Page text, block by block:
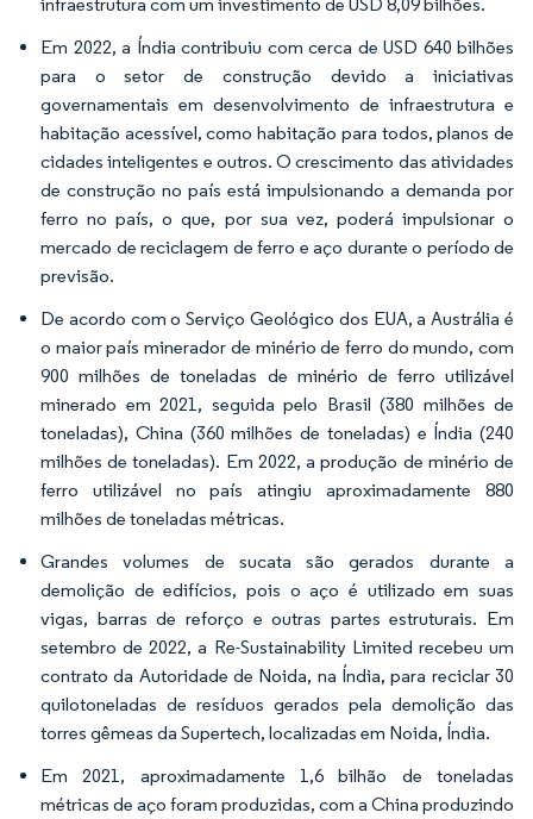
Em 2022, a Índia contribuiu com cerca de USD 640 bilhões
para o setor de construção devido a iniciativas
governamentais em desenvolvimento de infraestrutura e
habitação acessível, como habitação para todos, planos de
cidades inteligentes e outros. O crescimento das atividades
de construção no país está impulsionando a demanda por
ferro no país, o que, por sua vez, poderá impulsionar o
mercado de reciclagem de ferro e aço durante o período de
previsão.
De acordo com o Serviço Geológico dos EUA, a Austrália é
o maior país minerador de minério de ferro do mundo, com
900 milhões de toneladas de minério de ferro utilizável
minerado em 2021, seguida pelo Brasil (380 milhões de
toneladas), China (360 milhões de toneladas) e Índia (240
milhões de toneladas). Em 2022, a produção de minério de
ferro utilizável no país atingiu aproximadamente 880
milhões de toneladas métricas.
Grandes volumes de sucata são gerados durante a
demolição de edifícios, pois o aço é utilizado em suas
vigas, barras de reforço e outras partes estruturais. Em
setembro de 2022, a Re-Sustainability Limited recebeu um
contrato da Autoridade de Noida, na Índia, para reciclar 30
quilotoneladas de resíduos gerados pela demolição das
torres gêmeas da Supertech, localizadas em Noida, Índia.
Em 2021, aproximadamente 1,6 bilhão de toneladas
métricas de aço foram produzidas, com a China produzindo